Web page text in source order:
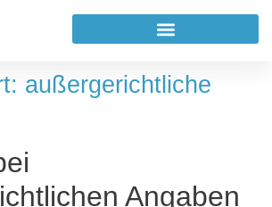
außergerichtliche
Angaben